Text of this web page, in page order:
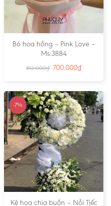
Bó hoa hồng – Pink Love –
Ms:3884
812.000₫ 700.000₫
-7%
Kệ hoa chia buồn – Nỗi Tiếc